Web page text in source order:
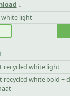
white light
recycled white light
recycled white bold +